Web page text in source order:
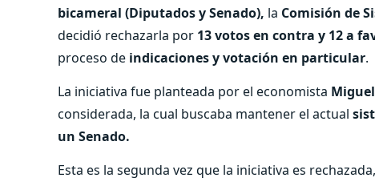
bicameral (Diputados y Senado), la Comisión de
decidió rechazarla por 13 votos en contra y 12 a
proceso de indicaciones y votación en particular.
La iniciativa fue planteada por el economista
considerada, la cual buscaba mantener el actual
un Senado.
Esta es la segunda vez que la iniciativa es